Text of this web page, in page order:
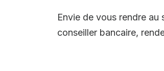
Envie de vous rendre
conseiller bancaire,